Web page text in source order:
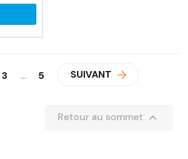
3 … 5 SUIVANT
Retour au sommet 